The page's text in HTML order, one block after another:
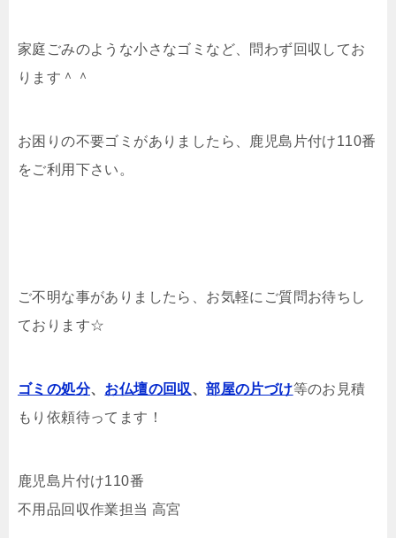
家庭ごみのような小さなゴミなど、問わず回収してお
ります＾＾
お困りの不要ゴミがありましたら、鹿児島片付け110番
をご利用下さい。
ご不明な事がありましたら、お気軽にご質問お待ちし
ております☆
ゴミの処分、 お仏壇の回収、部屋の片づけ等のお見積
もり依頼待ってます！
鹿児島片付け110番
不用品回収作業担当 高宮